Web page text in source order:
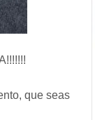
que seas